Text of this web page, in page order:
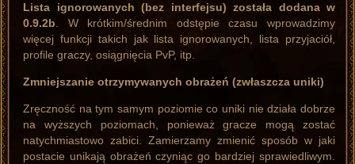
Lista ignorowanych (bez interfejsu) została dodana w
0.9.2b. W krótkim/średnim odstępie czasu wprowadzimy
więcej funkcji takich jak lista ignorowanych, lista przyjaciół,
profile graczy, osiągnięcia PvP, itp.
Zmniejszanie otrzymywanych obrażeń (zwłaszcza uniki)
Zręczność na tym samym poziomie co uniki nie działa dobrze
na wyższych poziomach, ponieważ gracze mogą zostać
natychmiastowo zabici. Zamierzamy zmienić sposób w jaki
postacie unikają obrażeń czyniąc go bardziej sprawiedliwym.